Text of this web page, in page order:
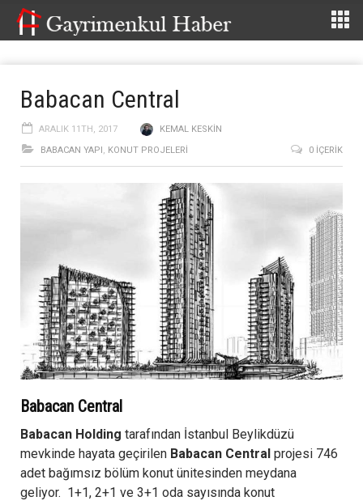
Babacan Central
ARALIK 11TH, 2017
KEMAL KESKIN
BABACAN YAPI, KONUT PROJELERI 0 İÇERIK
Babacan Central
Babacan Holding tarafından İstanbul Beylikdüzü
mevkinde hayata geçirilen Babacan Central projesi 746
adet bağımsız bölüm konut ünitesinden meydana
geliyor. 1+1, 2+1 ve 3+1 oda sayısında konut